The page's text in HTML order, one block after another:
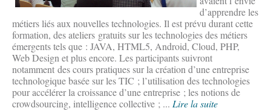
d’apprendre les
métiers liés aux nouvelles technologies. Il est prévu durant cette
formation, des ateliers gratuits sur les technologies des métiers
émergents tels que : JAVA, HTML5, Android, Cloud, PHP,
Web Design et plus encore. Les participants suivront
notamment des cours pratiques sur la création d’une entreprise
technologique basée sur les TIC ; l’utilisation des technologies
pour accélérer la croissance d’une entreprise ; les notions de
crowdsourcing, intelligence collective ; ... Lire la suite